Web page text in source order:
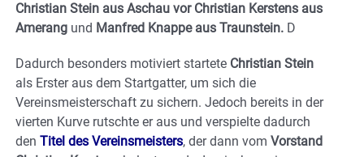
Christian Stein aus Aschau vor Christian Kerstens aus
Amerang und Manfred Knappe aus Traunstein. D
Dadurch besonders motiviert startete Christian Stein
als Erster aus dem Startgatter, um sich die
Vereinsmeisterschaft zu sichern. Jedoch bereits in der
vierten Kurve rutschte er aus und verspielte dadurch
den Titel des Vereinsmeisters, der dann vom Vorstand